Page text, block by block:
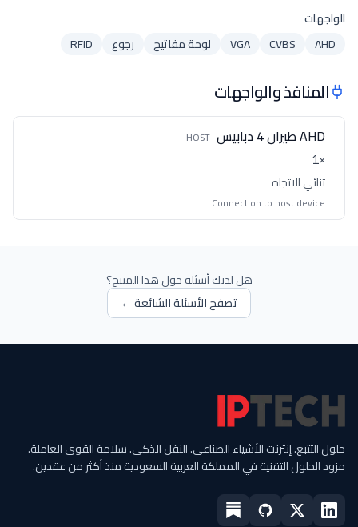
الواجهات
AHD
CVBS
VGA لوحة مفاتيح رجوع RFID
المنافذ والواجهات
AHD طيران 4 دبابيس HOST
×1
ثنائي الاتجاه
Connection to host device
هل لديك أسئلة حول هذا المنتج؟
تصفح الأسئلة الشائعة ←
حلول التتبع. إنترنت الأشياء الصناعي. النقل الذكي. سلامة القوى العاملة.
مزود الحلول التقنية في المملكة العربية السعودية منذ أكثر من عقدين.